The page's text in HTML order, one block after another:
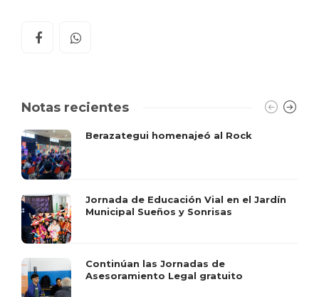
Notas recientes
Berazategui homenajeó al Rock
Jornada de Educación Vial en el Jardín
Municipal Sueños y Sonrisas
Continúan las Jornadas de
Asesoramiento Legal gratuito